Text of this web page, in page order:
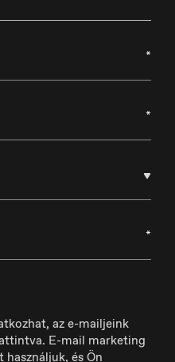
*
*
*
az e-mailjeink
E-mail marketing
és Ön